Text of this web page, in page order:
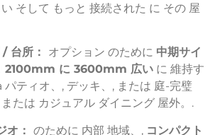
そして もっと 接続された に その 屋
/ 台所： オプション のために 中期サイ
2100mm に 3600mm 広い に 維持す
パティオ、, デッキ、, または 庭-完璧
または カジュアル ダイニング 屋外。.
オ： のために 内部 地域、, コンパクト